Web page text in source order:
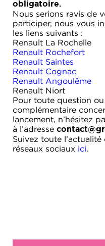
obligatoire.
Nous serions ravis de
participer, nous vous
les liens suivants :
Renault La Rochelle
Renault Rochefort
Renault Saintes
Renault Cognac
Renault Angoulême
Renault Niort
Pour toute question
complémentaire
lancement, n’hésitez
à l’adresse
Suivez toute
réseaux sociaux ici.